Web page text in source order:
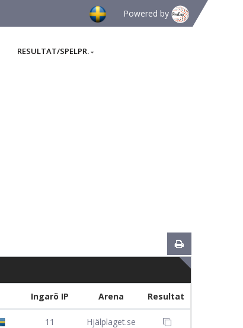
Powered by
RESULTAT/SPELPR.
Ingarö IP Arena Resultat
11 Hjälplaget.se